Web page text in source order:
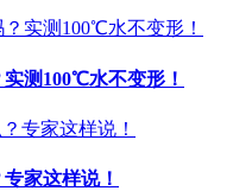
测100℃水不变形！
家这样说！